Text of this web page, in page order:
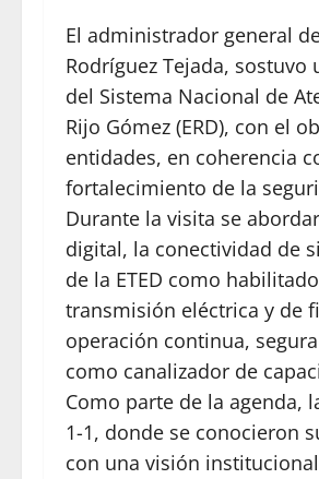
El administrador general
Rodríguez Tejada,
del Sistema Nacional de
Rijo Gómez (ERD), con el
entidades, en coherencia
fortalecimiento de la
Durante la visita se
digital, la conectividad de
de la ETED como
transmisión eléctrica y de
operación continua,
como canalizador de
Como parte de la agenda,
1-1, donde se conocieron
con una visión